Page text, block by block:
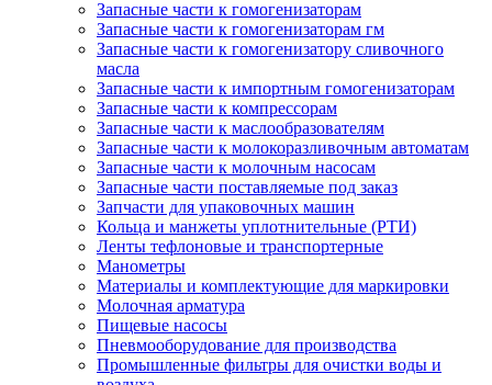
Запасные части к гомогенизаторам
Запасные части к гомогенизаторам гм
Запасные части к гомогенизатору сливочного
масла
Запасные части к импортным гомогенизаторам
Запасные части к компрессорам
Запасные части к маслообразователям
Запасные части к молокоразливочным автоматам
Запасные части к молочным насосам
Запасные части поставляемые под заказ
Запчасти для упаковочных машин
Кольца и манжеты уплотнительные (РТИ)
Ленты тефлоновые и транспортерные
Манометры
Материалы и комплектующие для маркировки
Молочная арматура
Пищевые насосы
Пневмооборудование для производства
Промышленные фильтры для очистки воды и